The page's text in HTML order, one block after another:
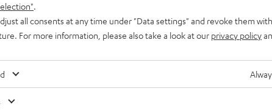
.
all consents at any time under "Data settings" and revoke them
For more information, please also take a look at our privacy policy